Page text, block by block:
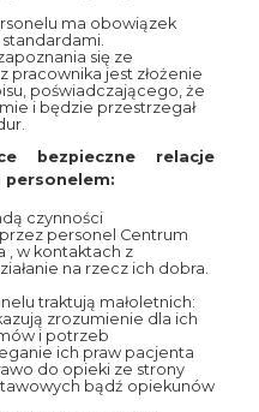
ma obowiązek
się ze
pracownika jest złożenie
poświadczającego, że
i będzie przestrzegał
bezpieczne relacje
personelem:
czynności
personel Centrum
, w kontaktach z
na rzecz ich dobra.
traktują małoletnich:
zrozumienie dla ich
i potrzeb
ich praw pacjenta
do opieki ze strony
bądź opiekunów